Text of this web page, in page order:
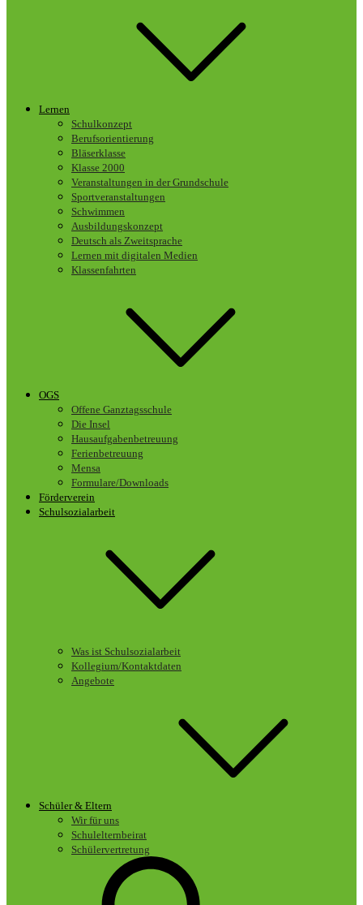
Lernen
Schulkonzept
Berufsorientierung
Bläserklasse
Klasse 2000
Veranstaltungen in der Grundschule
Sportveranstaltungen
Schwimmen
Ausbildungskonzept
Deutsch als Zweitsprache
Lernen mit digitalen Medien
Klassenfahrten
OGS
Offene Ganztagsschule
Die Insel
Hausaufgabenbetreuung
Ferienbetreuung
Mensa
Formulare/Downloads
Förderverein
Schulsozialarbeit
Was ist Schulsozialarbeit
Kollegium/Kontaktdaten
Angebote
Schüler & Eltern
Wir für uns
Schulelternbeirat
Schülervertretung